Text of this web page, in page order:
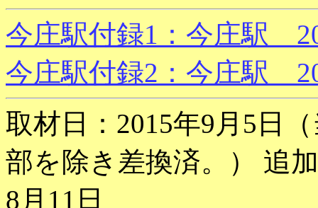
今庄駅付録1：今庄駅
今庄駅付録2：今庄駅
取材日：2015年9月5日
部を除き差換済。） 追
8月11日